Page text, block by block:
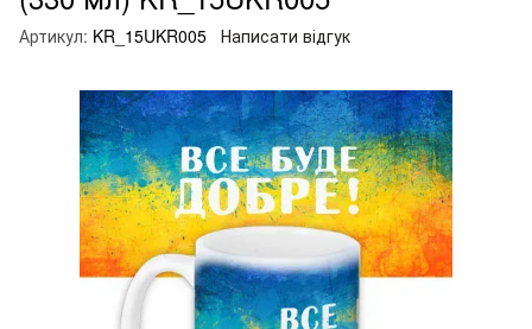
Артикул: KR_15UKR005 Написати відгук